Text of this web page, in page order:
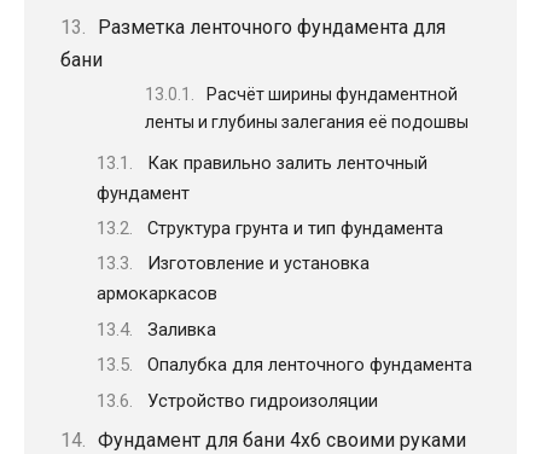
Разметка ленточного фундамента для
бани
Расчёт ширины фундаментной
ленты и глубины залегания её подошвы
Как правильно залить ленточный
фундамент
Структура грунта и тип фундамента
Изготовление и установка
армокаркасов
Заливка
Опалубка для ленточного фундамента
Устройство гидроизоляции
Фундамент для бани 4х6 своими руками